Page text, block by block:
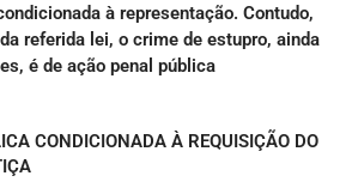
à representação. Contudo,
referida lei, o crime de estupro, ainda
é de ação penal pública
CONDICIONADA À REQUISIÇÃO DO